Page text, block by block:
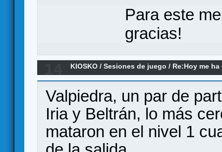
Para este
gracias!
KIOSKO /Sesiones de juego / Re:Hoy me
Valpiedra, un par de
Iria y Beltrán, lo más
mataron en el nivel 1